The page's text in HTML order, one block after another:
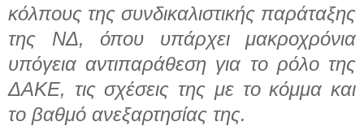
κόλπους της συνδικαλιστικής παράταξης
της ΝΔ, όπου υπάρχει μακροχρόνια
υπόγεια αντιπαράθεση για το ρόλο της
ΔΑΚΕ, τις σχέσεις της με το κόμμα και
το βαθμό ανεξαρτησίας της.